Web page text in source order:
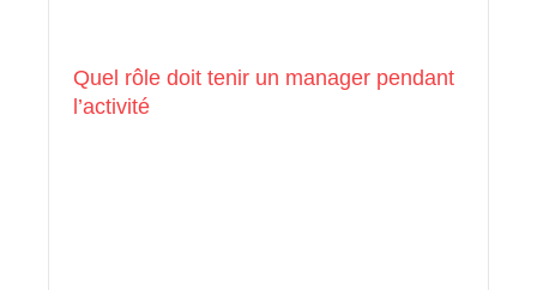
Quel rôle doit tenir un manager pendant
l’activité